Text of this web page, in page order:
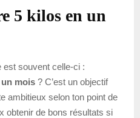
5 kilos en un
est souvent celle-ci :
mois ? C’est un objectif
ambitieux selon ton point de
obtenir de bons résultats si